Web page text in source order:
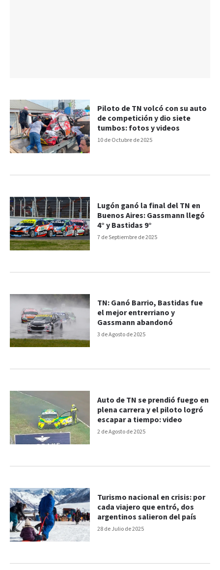
10 de Octubre de 2025
Piloto de TN volcó con su auto
de competición y dio siete
tumbos: fotos y videos
7 de Septiembre de 2025
Lugón ganó la final del TN en
Buenos Aires: Gassmann llegó
4° y Bastidas 9°
3 de Agosto de 2025
TN: Ganó Barrio, Bastidas fue
el mejor entrerriano y
Gassmann abandonó
2 de Agosto de 2025
Auto de TN se prendió fuego en
plena carrera y el piloto logró
escapar a tiempo: video
28 de Julio de 2025
Turismo nacional en crisis: por
cada viajero que entró, dos
argentinos salieron del país